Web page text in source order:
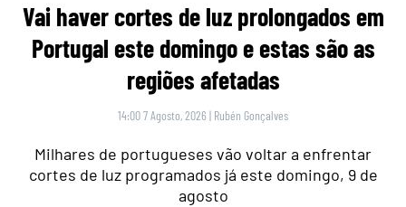
Vai haver cortes de luz prolongados em
Portugal este domingo e estas são as
regiões afetadas
14:00 7 Agosto, 2026 | Rubén Gonçalves
Milhares de portugueses vão voltar a enfrentar
cortes de luz programados já este domingo, 9 de
agosto